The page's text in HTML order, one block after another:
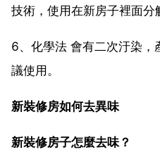
技術，使用在新房子裡面分
6、化學法 會有二次汙染，
議使用。
新裝修房如何去異味
新裝修房子怎麼去味？